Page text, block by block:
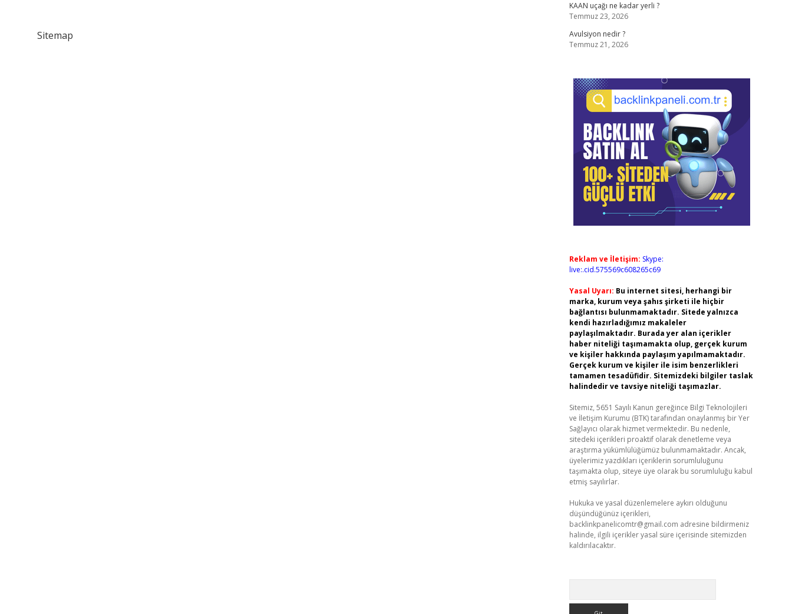
Sitemap
KAAN uçağı ne kadar yerli ?
Temmuz 23, 2026
Avulsiyon nedir ?
Temmuz 21, 2026
Reklam ve İletişim: Skype:
live:.cid.575569c608265c69
Yasal Uyarı: Bu internet sitesi, herhangi bir
marka, kurum veya şahıs şirketi ile hiçbir
bağlantısı bulunmamaktadır. Sitede yalnızca
kendi hazırladığımız makaleler
paylaşılmaktadır. Burada yer alan içerikler
haber niteliği taşımamakta olup, gerçek kurum
ve kişiler hakkında paylaşım yapılmamaktadır.
Gerçek kurum ve kişiler ile isim benzerlikleri
tamamen tesadüfidir. Sitemizdeki bilgiler taslak
halindedir ve tavsiye niteliği taşımazlar.
Sitemiz, 5651 Sayılı Kanun gereğince Bilgi Teknolojileri
ve İletişim Kurumu (BTK) tarafından onaylanmış bir Yer
Sağlayıcı olarak hizmet vermektedir. Bu nedenle,
sitedeki içerikleri proaktif olarak denetleme veya
araştırma yükümlülüğümüz bulunmamaktadır. Ancak,
üyelerimiz yazdıkları içeriklerin sorumluluğunu
taşımakta olup, siteye üye olarak bu sorumluluğu kabul
etmiş sayılırlar.
Hukuka ve yasal düzenlemelere aykırı olduğunu
düşündüğünüz içerikleri,
backlinkpanelicomtr@gmail.com adresine bildirmeniz
halinde, ilgili içerikler yasal süre içerisinde sitemizden
kaldırılacaktır.